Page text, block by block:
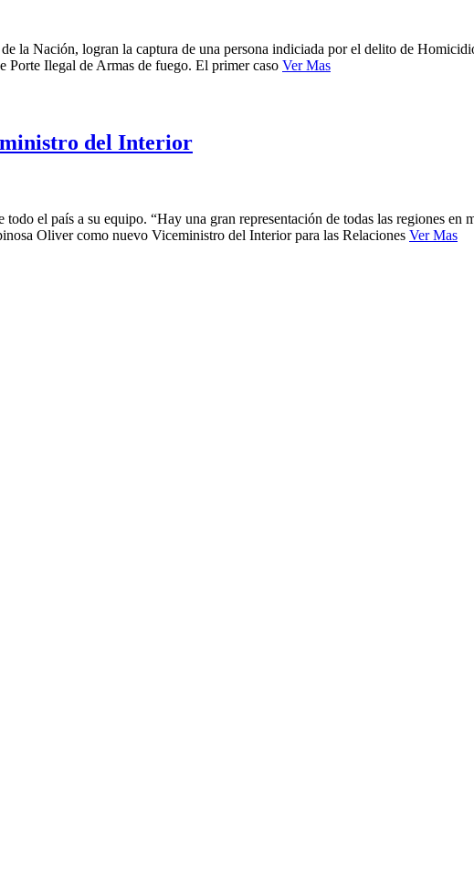
la Nación, logran la captura de una persona indiciada por el delito de
Porte Ilegal de Armas de fuego. El primer caso Ver Mas
del Interior
el país a su equipo. “Hay una gran representación de todas las regiones
Oliver como nuevo Viceministro del Interior para las Relaciones Ver Mas